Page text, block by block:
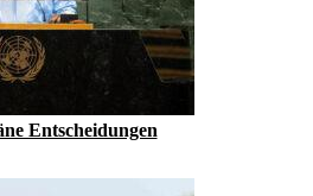
Entscheidungen